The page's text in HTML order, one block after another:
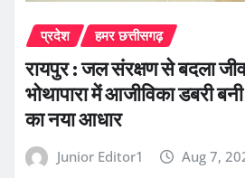
प्रदेश हमर छत्तीसगढ़
रायपुर : जल संरक्षण से बदला
भोथापारा में आजीविका डबरी
का नया आधार
Junior Editor1 Aug 7,